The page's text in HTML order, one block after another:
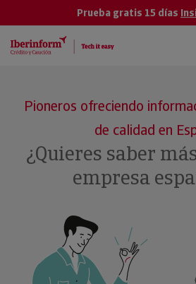
Prueba gratis 15 días
Pioneros ofreciendo
de calidad en
¿Quieres saber
empresa